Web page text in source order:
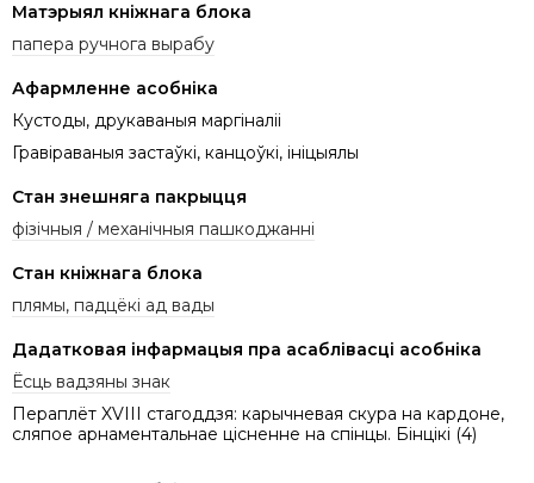
Матэрыял кніжнага блока
папера ручнога вырабу
Афармленне асобніка
Кустоды, друкаваныя маргіналii
Гравіраваныя застаўкі, канцоўкі, ініцыялы
Стан знешняга пакрыцця
фізічныя / механічныя пашкоджанні
Стан кніжнага блока
плямы, падцёкі ад вады
Дадатковая інфармацыя пра асаблівасці асобніка
Ёсць вадзяны знак
Пераплёт XVIII стагоддзя: карычневая скура на кардоне,
сляпое арнаментальнае цісненне на спінцы. Бінцікі (4)